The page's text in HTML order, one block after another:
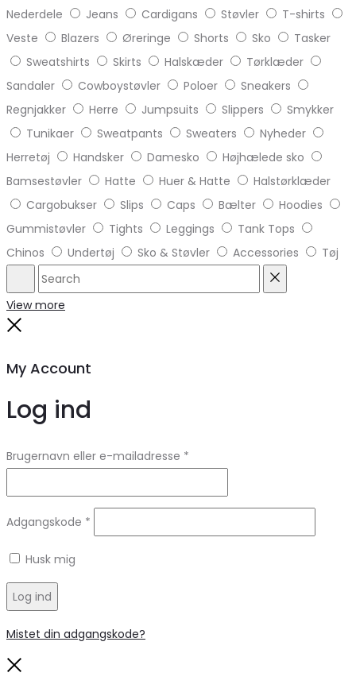
Nederdele
Jeans Cardigans Støvler
T-shirts
Veste
Blazers Øreringe Shorts Sko
Tasker
Sweatshirts
Skirts Halskæder
Tørklæder
Sandaler
Cowboystøvler Poloer
Sneakers
Regnjakker
Herre Jumpsuits Slippers
Smykker
Tunikaer
Sweatpants Sweaters
Nyheder
Herretøj
Handsker Damesko
Højhælede sko
Bamsestøvler
Hatte Huer & Hatte
Halstørklæder
Cargobukser
Slips Caps Bælter
Hoodies
Gummistøvler
Tights Leggings
Tank Tops
Chinos
Undertøj Sko & Støvler Accessories Tøj
Search
View more
My Account
Log ind
Brugernavn eller e-mailadresse *
Adgangskode *
Husk mig
Log ind
Mistet din adgangskode?